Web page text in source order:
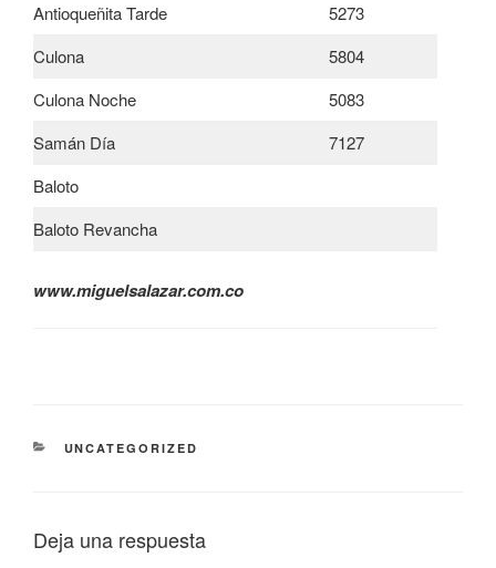
Antioqueñita Tarde
5273
Culona
5804
Culona Noche
5083
Samán Día
7127
Baloto
Baloto Revancha
www.miguelsalazar.com.co
CATEGORÍAS
UNCATEGORIZED
Deja una respuesta